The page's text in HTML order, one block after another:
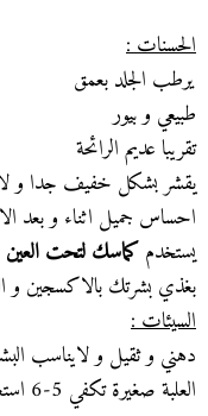
الحسنات :
يرطب الجلد بعمق
طبيعي و بيور
تقريبا عديم الرائحة
يقشر بشكل خفيف جدا و
احساس جميل اثناء و بعد
يستخدمكماسك لتحت العين
بغذي بشرتك بالاكسجين و
السيئات :
دهني و ثقيل و لايناسب
العلبة صغيرة تكفي 5-6 استعملات فقط